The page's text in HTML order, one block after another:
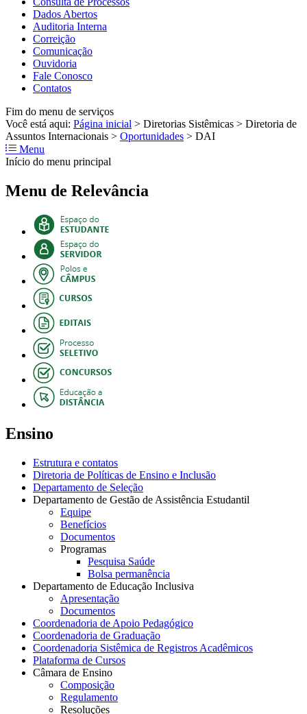
Dados Abertos
Auditoria Interna
Correição
Comunicação
Ouvidoria
Fale Conosco
Contatos
Fim do menu de serviços
Você está aqui: Página inicial > Diretorias Sistêmicas > Diretoria de
Assuntos Internacionais > Oportunidades > DAI
Menu
Início do menu principal
Menu de Relevância
Ensino
Estrutura e contatos
Diretoria de Políticas de Ensino e Inclusão
Departamento de Seleção
Departamento de Gestão de Assistência Estudantil
Equipe
Benefícios
Documentos
Programas
Pesquisa Saúde
Bolsa permanência
Departamento de Educação Inclusiva
Apresentação
Documentos
Coordenadoria de Apoio Pedagógico
Coordenadoria de Graduação
Coordenadoria Sistêmica de Registros Acadêmicos
Plataforma de Cursos
Câmara de Ensino
Composição
Regulamento
Resoluções